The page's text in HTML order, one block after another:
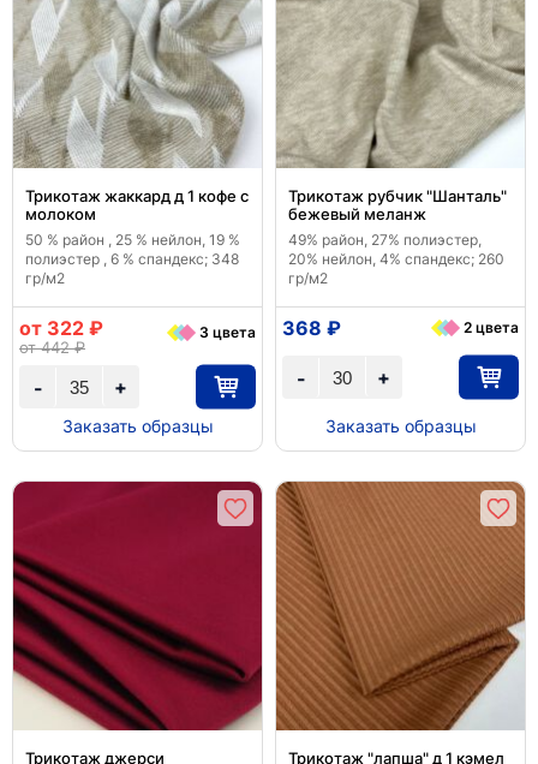
Трикотаж жаккард д 1 кофе с
молоком
50 % район , 25 % нейлон, 19 %
полиэстер , 6 % спандекс; 348
гр/м2
+
-
от 322 ₽
от 442 ₽
3 цвета
Заказать образцы
Трикотаж рубчик "Шанталь"
бежевый меланж
49% район, 27% полиэстер,
20% нейлон, 4% спандекс; 260
гр/м2
+
-
368 ₽ 2 цвета
Заказать образцы
Трикотаж джерси Трикотаж "лапша" д 1 кэмел